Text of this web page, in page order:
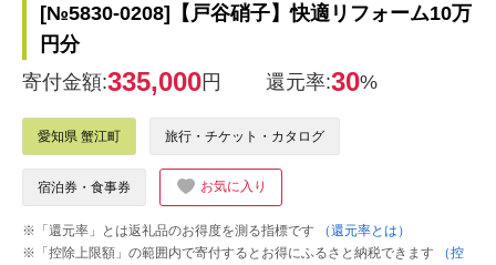
[№5830-0208]【戸谷硝子】快適リフォーム10万
円分
寄付金額:335,000円 還元率:30%
愛知県 蟹江町 旅行・チケット・カタログ
宿泊券・食事券 お気に入り
※「還元率」とは返礼品のお得度を測る指標です
（還元率とは）
※「控除上限額」の範囲内で寄付するとお得にふるさと納税できます
（控